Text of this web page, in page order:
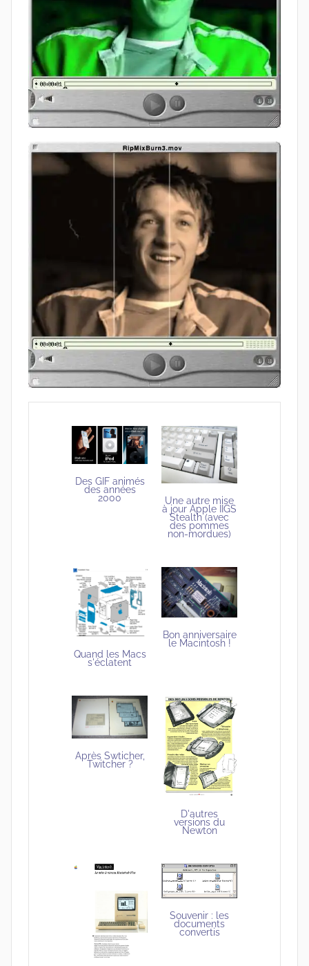
Des GIF animés
des années
2000 Une autre mise
à jour Apple IIGS
Stealth (avec
des pommes
non-mordues)
Quand les Macs
s'éclatent
Bon anniversaire
le Macintosh !
Après Swticher,
Twitcher ?
D'autres
versions du
Newton
Souvenir : les
documents
convertis